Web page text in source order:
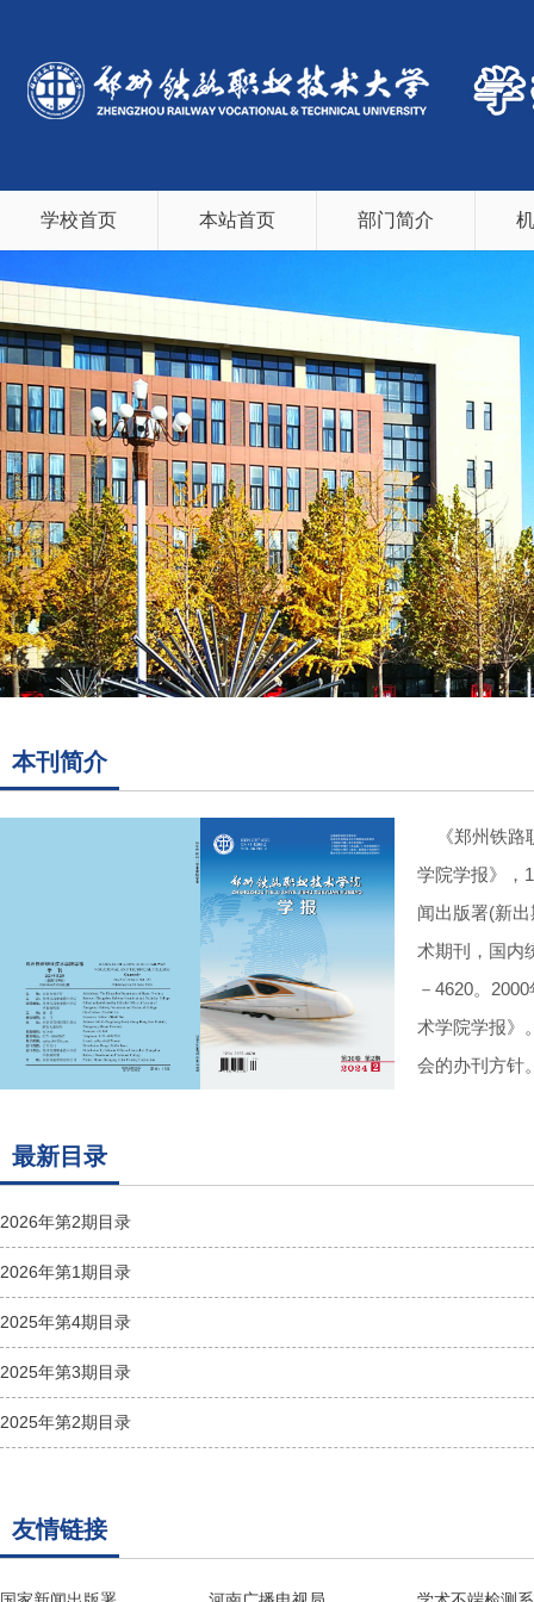
学校首页 本站首页 部门简介
本刊简介
《郑州铁路
学院学报》，
闻出版署(新
术期刊，国内
－4620。
术学院学报》
会的办刊方针
最新目录
2026年第2期目录
2026年第1期目录
2025年第4期目录
2025年第3期目录
2025年第2期目录
友情链接